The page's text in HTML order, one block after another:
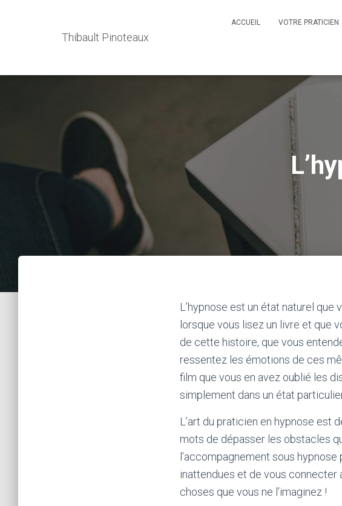
Thibault Pinoteaux
ACCUEIL VOTRE PRATICIEN
L’hypnose est un état naturel
lorsque vous lisez un livre et que
de cette histoire, que vous
ressentez les émotions de ces
film que vous en avez oublié les
simplement dans un état
L’art du praticien en hypnose est
mots de dépasser les obstacles
l’accompagnement sous
inattendues et de vous
choses que vous ne l’imaginez !